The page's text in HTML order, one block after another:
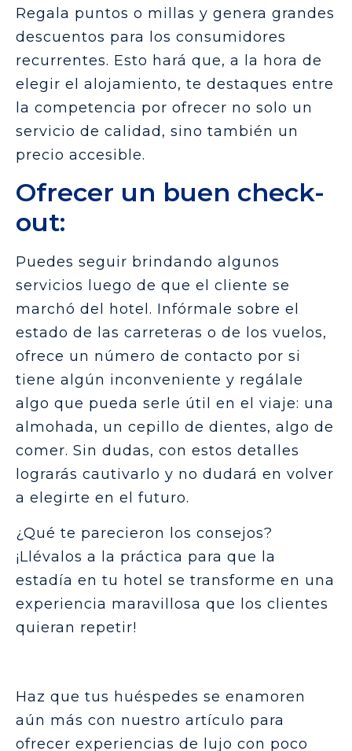
Regala puntos o millas y genera grandes
descuentos para los consumidores
recurrentes. Esto hará que, a la hora de
elegir el alojamiento, te destaques entre
la competencia por ofrecer no solo un
servicio de calidad, sino también un
precio accesible.
Ofrecer un buen check-
out:
Puedes seguir brindando algunos
servicios luego de que el cliente se
marchó del hotel. Infórmale sobre el
estado de las carreteras o de los vuelos,
ofrece un número de contacto por si
tiene algún inconveniente y regálale
algo que pueda serle útil en el viaje: una
almohada, un cepillo de dientes, algo de
comer. Sin dudas, con estos detalles
lograrás cautivarlo y no dudará en volver
a elegirte en el futuro.
¿Qué te parecieron los consejos?
¡Llévalos a la práctica para que la
estadía en tu hotel se transforme en una
experiencia maravillosa que los clientes
quieran repetir!
Haz que tus huéspedes se enamoren
aún más con nuestro artículo para
ofrecer experiencias de lujo con poco